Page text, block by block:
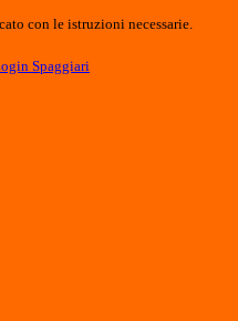
con le istruzioni necessarie.
Spaggiari